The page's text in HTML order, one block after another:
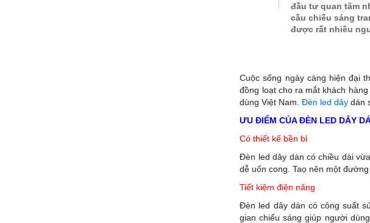
đầu tư quan tâm
cầu chiếu sáng
được rất nhiều
Cuộc sống ngày càng hiện đại
đồng loạt cho ra mắt khách
dùng Việt Nam.Đèn led dây dán
ƯU ĐIỂM CỦA ĐÈN LED DÂY
Có thiết kế bền bỉ
Đèn led dây dán có chiều dài
dễ uốn cong. Taọ nên một
Tiết kiệm điện năng
Đèn led dây dán có công suất
gian chiếu sáng giúp người